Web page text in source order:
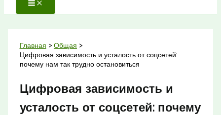
Главная
Общая
Цифровая зависимость и усталость от соцсетей:
почему нам так трудно остановиться
Цифровая зависимость и
усталость от соцсетей: почему